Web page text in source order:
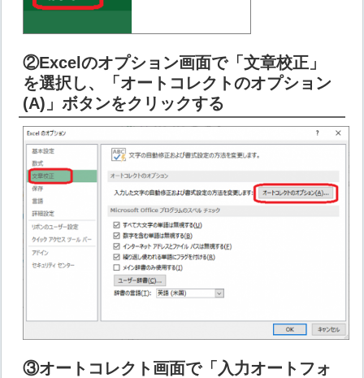
②Excelのオプション画面で「文章校正」
を選択し、「オートコレクトのオプション
(A)」ボタンをクリックする
③オートコレクト画面で「入力オートフォ